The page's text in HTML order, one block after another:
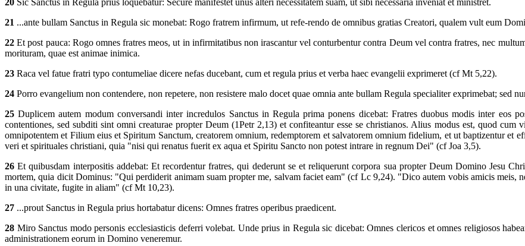
20 Sic Sanctus in Regula prius loquebatur: Secure manifestet unus alteri necessitatem suam, ut sibi necessaria inveniat et ministret.
21 ...ante bullam Sanctus in Regula sic monebat: Rogo fratrem infirmum, ut refe-rendo de omnibus gratias Creatori, qualem vult eum
22 Et post pauca: Rogo omnes fratres meos, ut in infirmitatibus non irascantur vel conturbentur contra Deum vel contra fratres, nec
morituram, quae est animae inimica.
23 Raca vel fatue fratri typo contumeliae dicere nefas ducebant, cum et regula prius et verba haec evangelii exprimeret (cf Mt 5,22).
24 Porro evangelium non contendere, non repetere, non resistere malo docet quae omnia ante bullam Regula specialiter exprimebat; sed
25 Duplicem autem modum conversandi inter incredulos Sanctus in Regula prima ponens dicebat: Fratres duobus modis inter eos
contentiones, sed subditi sint omni creaturae propter Deum (1Petr 2,13) et confiteantur esse se christianos. Alius modus est, quod
omnipotentem et Filium eius et Spiritum Sanctum, creatorem omnium, redemptorem et salvatorem omnium fidelium, et ut baptizentur et
veri et spirituales christiani, quia "nisi qui renatus fuerit ex aqua et Spiritu Sancto non potest intrare in regnum Dei" (cf Joa 3,5).
26 Et quibusdam interpositis addebat: Et recordentur fratres, qui dederunt se et reliquerunt corpora sua propter Deum Domino Jesu
mortem, quia dicit Dominus: "Qui perdiderit animam suam propter me, salvam faciet eam" (cf Lc 9,24). "Dico autem vobis amicis
in una civitate, fugite in aliam" (cf Mt 10,23).
27 ...prout Sanctus in Regula prius hortabatur dicens: Omnes fratres operibus praedicent.
28 Miro Sanctus modo personis ecclesiasticis deferri volebat. Unde prius in Regula sic dicebat: Omnes clericos et omnes religiosos
administrationem eorum in Domino veneremur.